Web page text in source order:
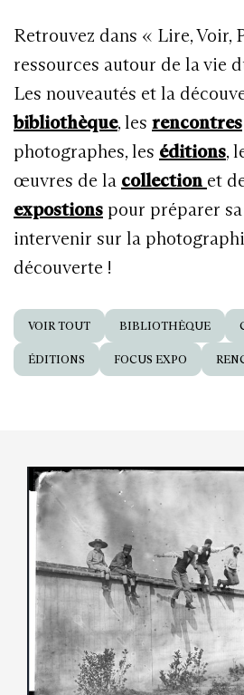
Retrouvez dans « Lire, Voir,
ressources autour de la vie
Les nouveautés et la
bibliothèque, les rencontres
photographes, les éditions,
œuvres de la collection et
expostions pour préparer
intervenir sur la
découverte !
VOIR TOUT BIBLIOTHÈQUE
ÉDITIONS FOCUS EXPO